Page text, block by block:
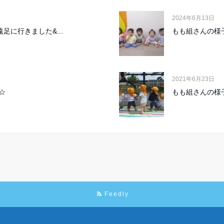
に行きました&...
2024年6月13日
もも組さんの
2021年6月23日
もも組さんの
Feedly